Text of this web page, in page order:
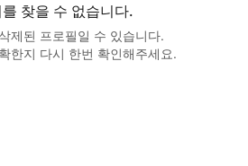
찾을 수 없습니다.
제된 프로필일 수 있습니다.
한지 다시 한번 확인해주세요.